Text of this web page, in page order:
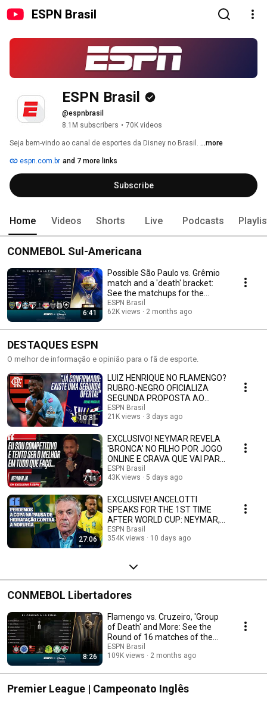
ESPN Brasil
ESPN Brasil
@espnbrasil
8.1M subscribers • 70K videos
Seja bem-vindo ao canal de esportes da Disney no Brasil. ...more
espn.com.br and 7 more links
Subscribe
Home Videos Shorts Live Podcasts
CONMEBOL Sul-Americana
6:41
Possible São Paulo vs. Grêmio
match and a 'death' bracket:
See the matchups for the
Round of 16 o...
ESPN Brasil
62K views
2 months ago
DESTAQUES ESPN
O melhor de informação e opinião para o fã de esporte.
10:31
LUIZ HENRIQUE NO FLAMENGO?
RUBRO-NEGRO OFICIALIZA
SEGUNDA PROPOSTA AO
ZENIT PELO ATACANTE
ESPN Brasil
21K views
3 days ago
7:11
EXCLUSIVO! NEYMAR REVELA
'BRONCA' NO FILHO POR JOGO
ONLINE E CRAVA QUE VAI PARA
SANTOS X REMO
ESPN Brasil
43K views
5 days ago
27:06
EXCLUSIVE! ANCELOTTI
SPEAKS FOR THE 1ST TIME
AFTER WORLD CUP: NEYMAR,
GRADE FOR BRAZIL, AND
FUTUR...
ESPN Brasil
354K views
10 days ago
CONMEBOL Libertadores
8:26
Flamengo vs. Cruzeiro, 'Group
of Death' and More: See the
Round of 16 matches of the
Copa Liberta...
ESPN Brasil
109K views
2 months ago
Premier League | Campeonato Inglês